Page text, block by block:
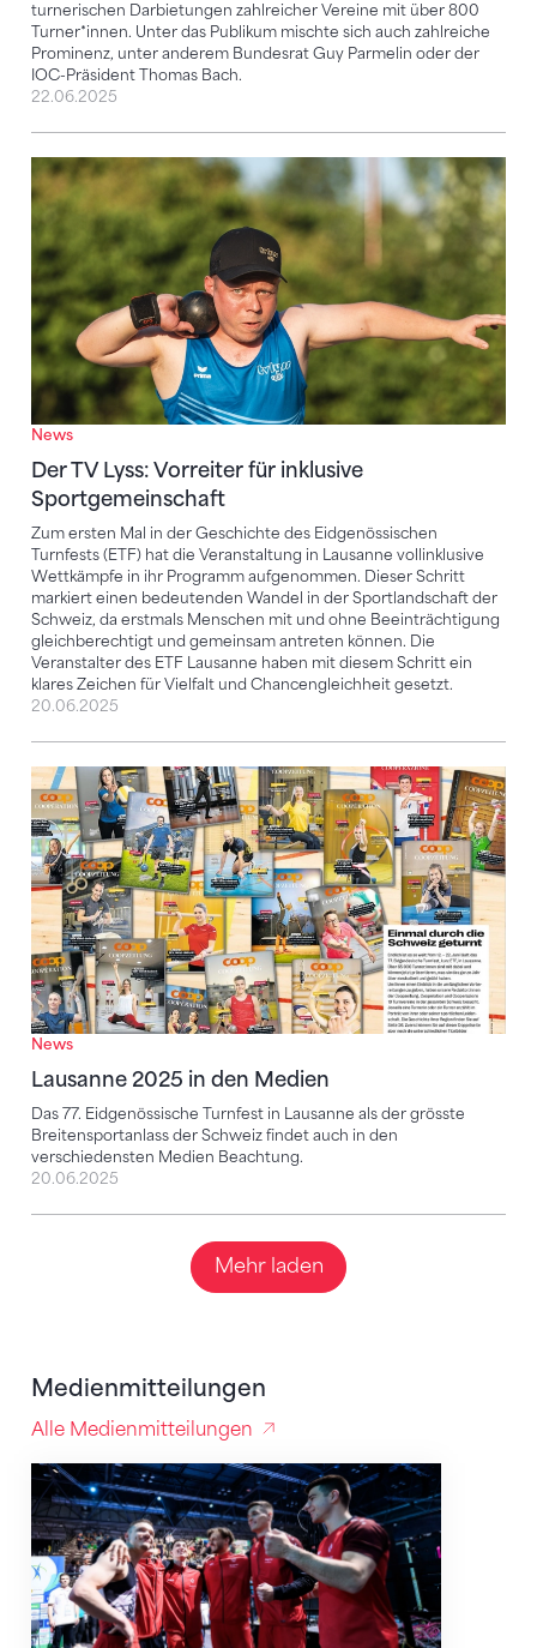
turnerischen Darbietungen zahlreicher Vereine mit über 800
Turner*innen. Unter das Publikum mischte sich auch zahlreiche
Prominenz, unter anderem Bundesrat Guy Parmelin oder der
IOC-Präsident Thomas Bach.
22.06.2025
News
Der TV Lyss: Vorreiter für inklusive
Sportgemeinschaft
Zum ersten Mal in der Geschichte des Eidgenössischen
Turnfests (ETF) hat die Veranstaltung in Lausanne vollinklusive
Wettkämpfe in ihr Programm aufgenommen. Dieser Schritt
markiert einen bedeutenden Wandel in der Sportlandschaft der
Schweiz, da erstmals Menschen mit und ohne Beeinträchtigung
gleichberechtigt und gemeinsam antreten können. Die
Veranstalter des ETF Lausanne haben mit diesem Schritt ein
klares Zeichen für Vielfalt und Chancengleichheit gesetzt.
Der TV Lyss: Vorreiter für inklusive
20.06.2025
News
Lausanne 2025 in den Medien
Das 77. Eidgenössische Turnfest in Lausanne als der grösste
Breitensportanlass der Schweiz findet auch in den
verschiedensten Medien Beachtung.
Lausanne 2025 in den Medien
20.06.2025
Mehr laden
Medienmitteilungen
Alle Medienmitteilungen
SRG halbiert, Sport verliert – Kampagne des